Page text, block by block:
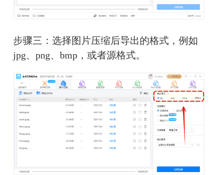
步骤三：选择图片压缩后导出的格式，例如
jpg、png、bmp，或者源格式。